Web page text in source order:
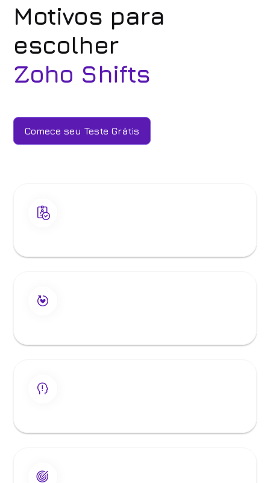
Motivos para
escolher
Zoho Shifts
Comece seu Teste Grátis